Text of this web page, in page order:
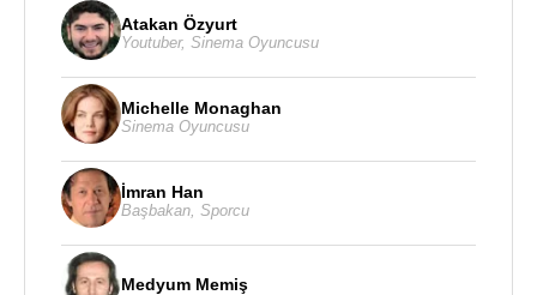
Atakan Özyurt
Youtuber, Sinema Oyuncusu
Michelle Monaghan
Sinema Oyuncusu
İmran Han
Başbakan Sporcu
Medyum Memiş